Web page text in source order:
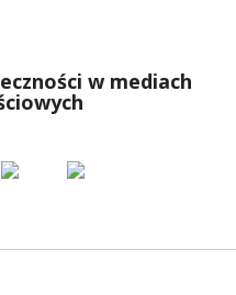
w mediach